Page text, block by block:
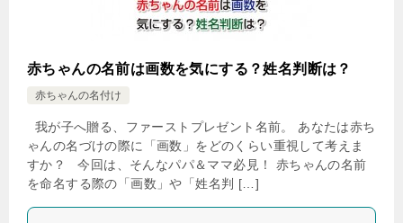
赤ちゃんの名前は画数を気にする？姓名判断は？
赤ちゃんの名付け
我が子へ贈る、ファーストプレゼント名前。 あなたは赤ち
ゃんの名づけの際に「画数」をどのくらい重視して考えま
すか？ 今回は、そんなパパ＆ママ必見！ 赤ちゃんの名前
を命名する際の「画数」や「姓名判 […]